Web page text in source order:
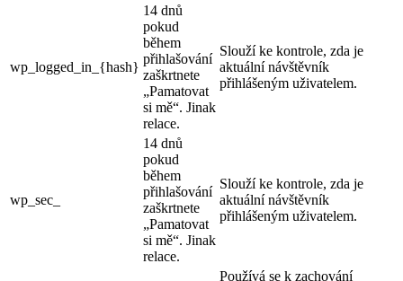
wp_logged_in_{hash}
14 dnů
pokud
během
přihlašování
zaškrtnete
„Pamatovat
si mě“. Jinak
relace.
Slouží ke kontrole, zda je
aktuální návštěvník
přihlášeným uživatelem.
wp_sec_
14 dnů
pokud
během
přihlašování
zaškrtnete
„Pamatovat
si mě“. Jinak
relace.
Slouží ke kontrole, zda je
aktuální návštěvník
přihlášeným uživatelem.
Používá se k zachování